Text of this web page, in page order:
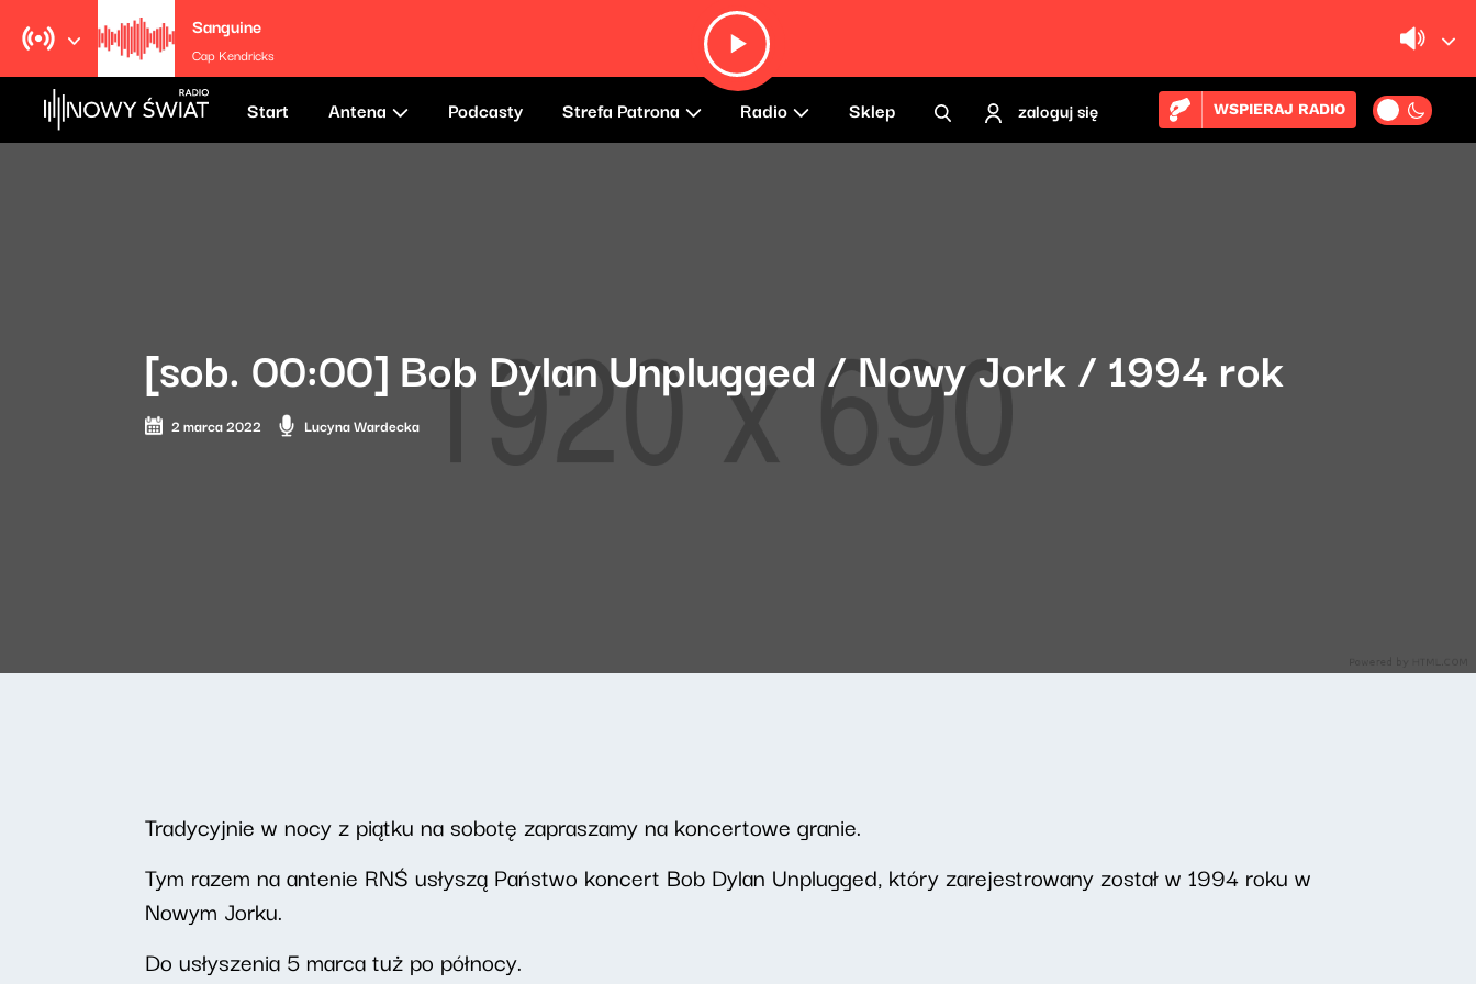
Sanguine
Cap Kendricks
Start Antena Podcasty Strefa Patrona Radio Sklep zaloguj się WSPIERAJ RADIO
[sob. 00:00] Bob Dylan Unplugged / Nowy Jork / 1994 rok
2 marca 2022 Lucyna Wardecka
Tradycyjnie w nocy z piątku na sobotę zapraszamy na koncertowe granie.
Tym razem na antenie RNŚ usłyszą Państwo koncert Bob Dylan Unplugged, który zarejestrowany został w 1994 roku w
Nowym Jorku.
Do usłyszenia 5 marca tuż po północy.